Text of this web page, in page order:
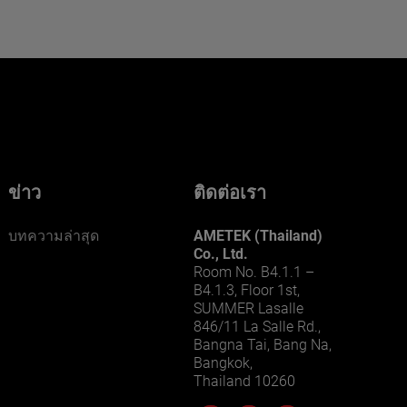
ข่าว
บทความล่าสุด
ติดต่อเรา
AMETEK (Thailand)
Co., Ltd.
Room No. B4.1.1 –
B4.1.3, Floor 1st,
SUMMER Lasalle
846/11 La Salle Rd.,
Bangna Tai, Bang Na,
Bangkok,
Thailand 10260